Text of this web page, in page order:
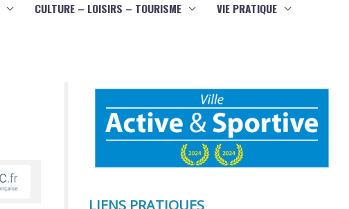
CULTURE – LOISIRS – TOURISME VIE PRATIQUE
LIENS PRATIQUES